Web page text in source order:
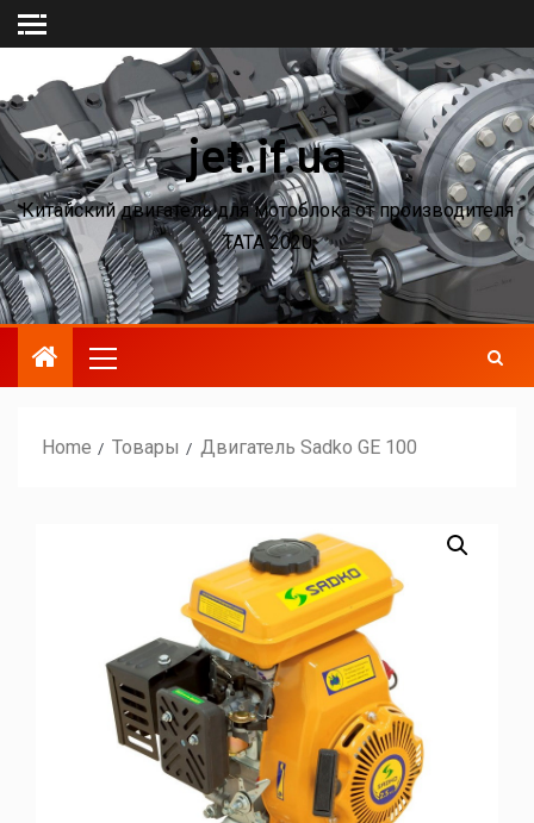
jet.if.ua
Китайский двигатель для мотоблока от производителя
ТАТА 2020
Home Товары Двигатель Sadko GE 100